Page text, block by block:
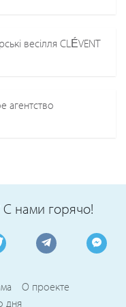
весілля CLÉVENT
агентство
нами горячо!
О проекте
дня